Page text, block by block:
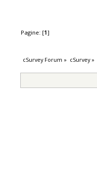
Pagine: [1]
cSurvey Forum » cSurvey»